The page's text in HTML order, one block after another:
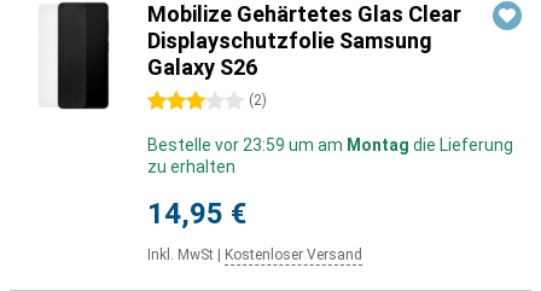
Mobilize Gehärtetes Glas Clear
Displayschutzfolie Samsung
Galaxy S26
3 Sterne (2)
Bestelle vor 23:59 um am Montag die Lieferung
zu erhalten
14,95 €
Inkl. MwSt Kostenloser Versand